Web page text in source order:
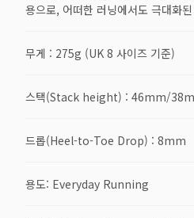
용으로, 어떠한 러닝에서도 극대화
무게 : 275g (UK 8 사이즈 기준)
스택(Stack height) : 46mm/
드롭(Heel-to-Toe Drop) : 8mm
용도: Everyday Running